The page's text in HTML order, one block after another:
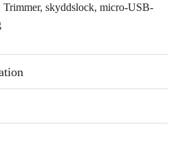
Trimmer, skyddslock, micro-USB-